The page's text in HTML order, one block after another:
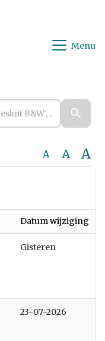
Menu
A A A
Datum wijziging
Gisteren
23-07-2026